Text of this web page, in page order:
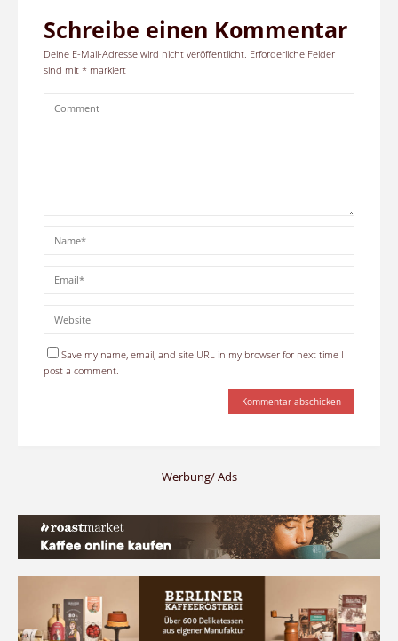
Schreibe einen Kommentar
Deine E-Mail-Adresse wird nicht veröffentlicht. Erforderliche Felder
sind mit *markiert
Save my name, email, and site URL in my browser for next time I
post a comment.
Werbung/ Ads